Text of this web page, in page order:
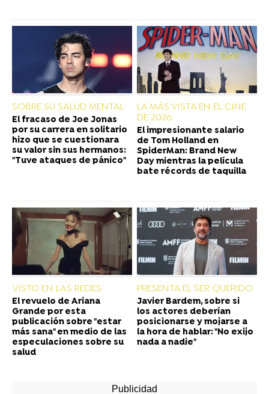
SOBRE SU SALUD MENTAL
El fracaso de Joe Jonas
por su carrera en solitario
hizo que se cuestionara
su valor sin sus hermanos:
"Tuve ataques de pánico"
LA MÁS VISTA EN EL CINE
DE 2026
El impresionante salario
de Tom Holland en
SpiderMan: Brand New
Day mientras la película
bate récords de taquilla
VISTO EN LAS REDES
El revuelo de Ariana
Grande por esta
publicación sobre "estar
más sana" en medio de las
especulaciones sobre su
salud
PRESENTA EL SER QUERIDO
Javier Bardem, sobre si
los actores deberían
posicionarse y mojarse a
la hora de hablar: "No exijo
nada a nadie"